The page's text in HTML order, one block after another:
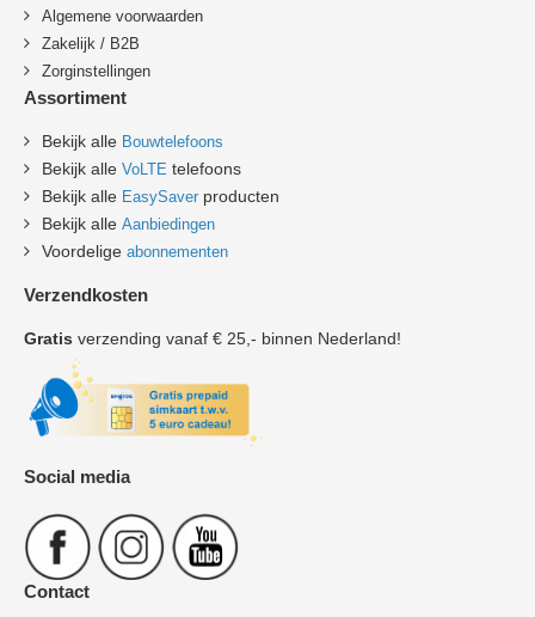
Algemene voorwaarden
Zakelijk / B2B
Zorginstellingen
Assortiment
Bekijk alle Bouwtelefoons
Bekijk alle VoLTE telefoons
Bekijk alle EasySaver producten
Bekijk alle Aanbiedingen
Voordelige abonnementen
Verzendkosten
Gratis verzending vanaf € 25,- binnen Nederland!
Social media
Contact